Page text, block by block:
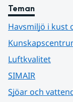
Teman
Havsmiljö i kust
Luftkvalitet
SIMAIR
Sjöar och